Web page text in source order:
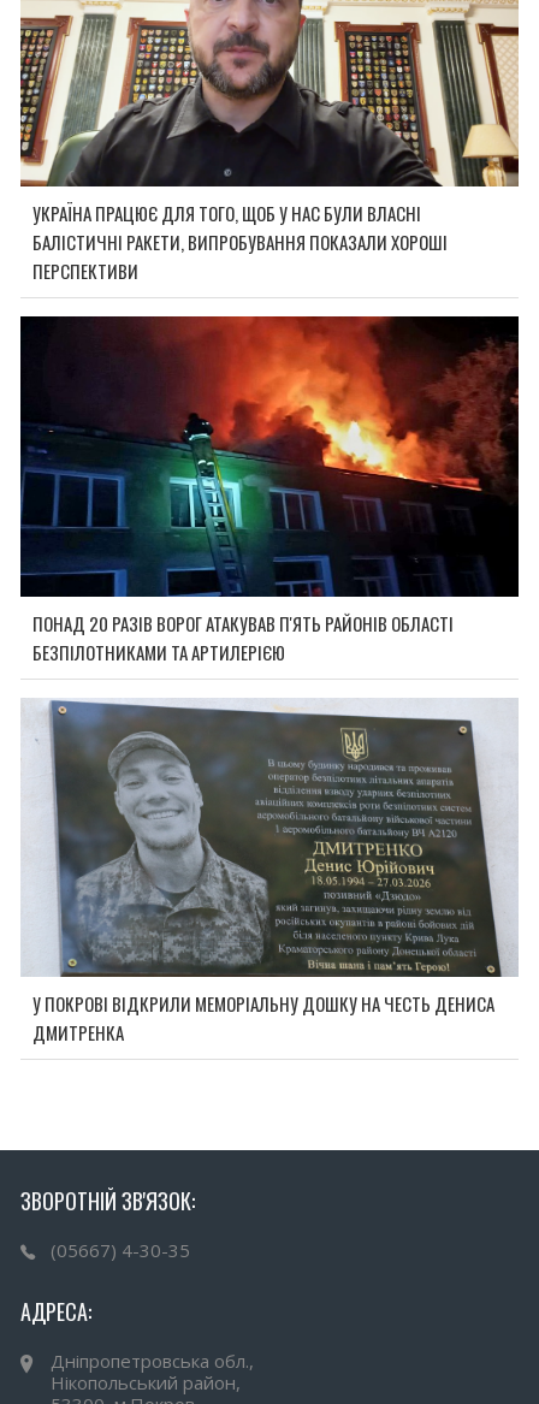
УКРАЇНА ПРАЦЮЄ ДЛЯ ТОГО, ЩОБ У НАС БУЛИ ВЛАСНІ
БАЛІСТИЧНІ РАКЕТИ, ВИПРОБУВАННЯ ПОКАЗАЛИ ХОРОШІ
ПЕРСПЕКТИВИ
ПОНАД 20 РАЗІВ ВОРОГ АТАКУВАВ П'ЯТЬ РАЙОНІВ ОБЛАСТІ
БЕЗПІЛОТНИКАМИ ТА АРТИЛЕРІЄЮ
У ПОКРОВІ ВІДКРИЛИ МЕМОРІАЛЬНУ ДОШКУ НА ЧЕСТЬ ДЕНИСА
ДМИТРЕНКА
ЗВОРОТНІЙ ЗВ'ЯЗОК:
(05667) 4-30-35
АДРЕСА:
Дніпропетровська обл.,
Нікопольський район,